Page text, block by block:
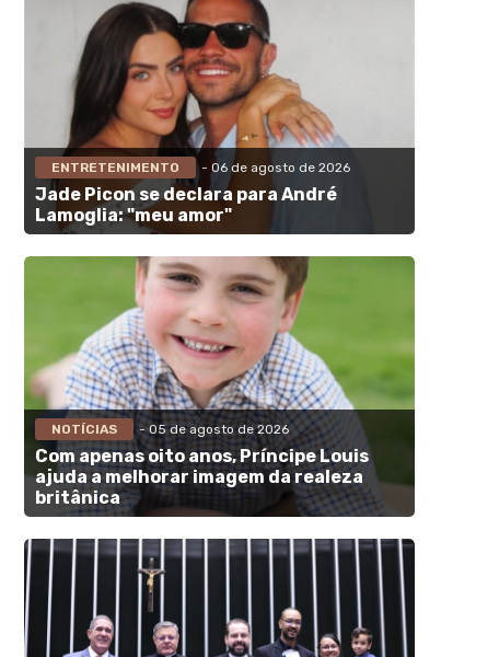
ENTRETENIMENTO - 06 de agosto de 2026
Jade Picon se declara para André
Lamoglia: "meu amor"
NOTÍCIAS - 05 de agosto de 2026
Com apenas oito anos, Príncipe Louis
ajuda a melhorar imagem da realeza
britânica